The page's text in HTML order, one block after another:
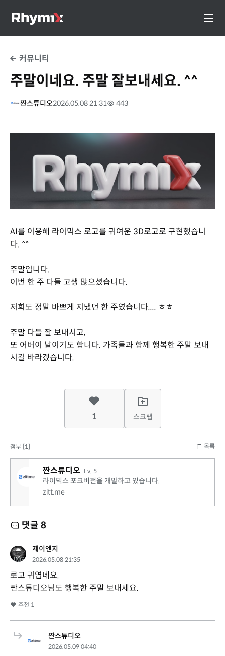
커뮤니티
주말이네요. 주말 잘보내세요. ^^
짠스튜디오2026.05.08 21:31 443
AI를 이용해 라이믹스 로고를 귀여운 3D로고로 구현했습니
다. ^^
주말입니다.
이번 한 주 다들 고생 많으셨습니다.
저희도 정말 바쁘게 지냈던 한 주였습니다.... ㅎㅎ
주말 다들 잘 보내시고,
또 어버이 날이기도 합니다. 가족들과 함께 행복한 주말 보내
시길 바라겠습니다.
1 스크랩
첨부 [1] 목록
짠스튜디오 Lv. 5
라이믹스 포크버전을 개발하고 있습니다.
zitt.me
댓글 8
제이엔지
2026.05.08 21:35
로고 귀엽네요.
짠스튜디오님도 행복한 주말 보내세요.
추천 1
짠스튜디오
2026.05.09 04:40